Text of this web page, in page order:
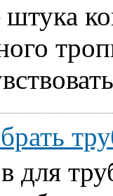
для